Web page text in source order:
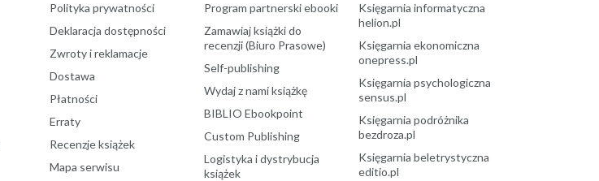
Polityka prywatności
Deklaracja dostępności
Zwroty i reklamacje
Dostawa
Płatności
Erraty
Recenzje książek
Mapa serwisu
Program partnerski ebooki
Zamawiaj książki do
recenzji (Biuro Prasowe)
Self-publishing
Wydaj z nami książkę
BIBLIO Ebookpoint
Custom Publishing
Logistyka i dystrybucja
książek
Księgarnia informatyczna
helion.pl
Księgarnia ekonomiczna
onepress.pl
Księgarnia psychologiczna
sensus.pl
Księgarnia podróżnika
bezdroza.pl
Księgarnia beletrystyczna
editio.pl